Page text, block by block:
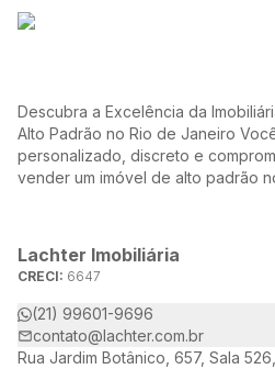
Descubra a Excelência da
Alto Padrão no Rio de Janeiro Você busca um atendimento
personalizado, discreto e
vender um imóvel de alto padrão
necessidades e desejos.
Lachter Imobiliária
CRECI: 6647
(21) 99601-9696
contato@lachter.com.br
Rua Jardim Botânico, 657, Sala